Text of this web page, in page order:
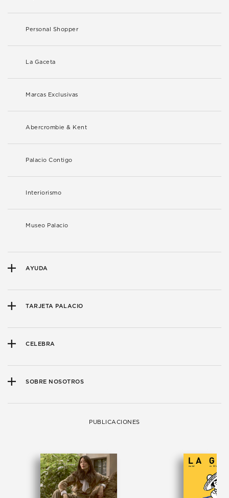
Personal Shopper
La Gaceta
Marcas Exclusivas
Abercrombie & Kent
Palacio Contigo
Interiorismo
Museo Palacio
AYUDA
TARJETA PALACIO
CELEBRA
SOBRE NOSOTROS
PUBLICACIONES